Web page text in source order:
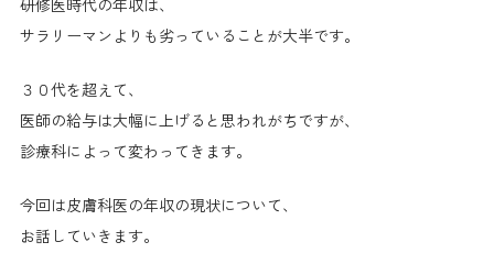
研修医時代の年収は、
サラリーマンよりも劣っていることが大半です。
３０代を超えて、
医師の給与は大幅に上げると思われがちですが、
診療科によって変わってきます。
今回は皮膚科医の年収の現状について、
お話していきます。